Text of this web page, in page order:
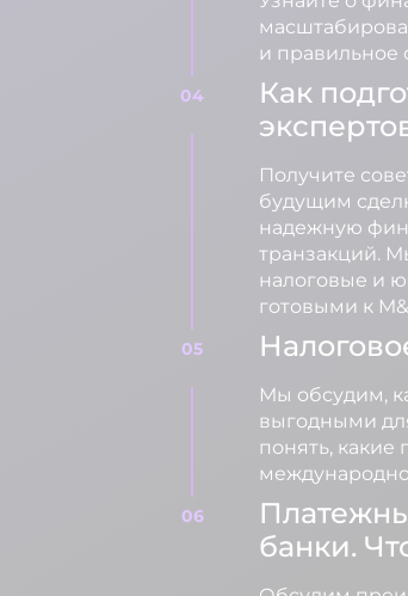
и правильное
Как
Получите
будущим
надежную
транзакций.
налоговые и
готовыми к
Мы обсудим,
выгодными
понять,
банки.